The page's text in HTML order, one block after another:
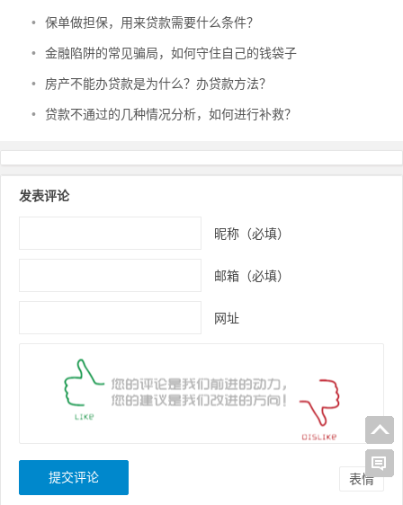
• 保单做担保，用来贷款需要什么条件？
• 金融陷阱的常见骗局，如何守住自己的钱袋子
• 房产不能办贷款是为什么？办贷款方法？
• 贷款不通过的几种情况分析，如何进行补救？
发表评论
昵称（必填）
邮箱（必填）
网址
表情